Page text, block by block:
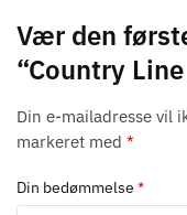
Vær den
“Country
Din e-mailadresse vil
markeret med *
Din bedømmelse *